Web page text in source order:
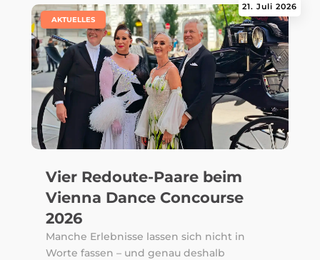
Vier Redoute-Paare beim
Vienna Dance Concourse
2026
21. Juli 2026
AKTUELLES
Manche Erlebnisse lassen sich nicht in
Worte fassen – und genau deshalb